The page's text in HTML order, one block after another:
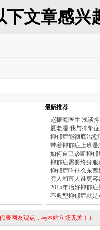
下文章感兴
最新推荐
赵振海医生 浅谈
夏老湿:我与抑郁症
抑郁症能彻底治愈
带着抑郁症上班是
如何自己诊断抑郁
抑郁症需要终身服
抑郁症吃什么东西
穷人和富人谁更容
2015年治好抑郁症
不典型抑郁症就是
表网友观点，与本站立场无关！）